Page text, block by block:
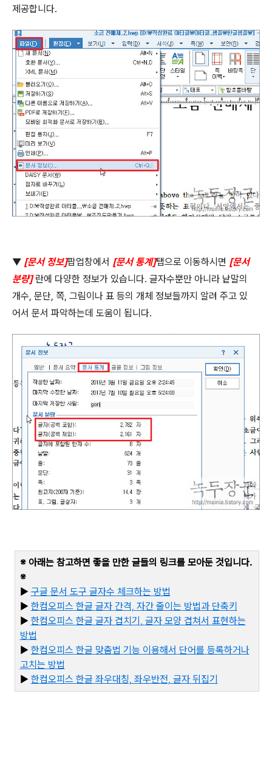
제공합니다.
▼ [문서 정보]팝업창에서 [문서 통계]탭으로 이동하시면 [문서
분량] 란에 다양한 정보가 있습니다. 글자수뿐만 아니라 낱말의
개수, 문단, 쪽, 그림이나 표 등의 개체 정보들까지 알려 주고 있
어서 문서 파악하는데 도움이 됩니다.
※ 아래는 참고하면 좋을 만한 글들의 링크를 모아둔 것입니다.
※
▶ 구글 문서 도구 글자수 체크하는 방법
▶ 한컴오피스 한글 글자 간격, 자간 줄이는 방법과 단축키
▶ 한컴오피스 한글 글자 겹치기, 글자 모양 겹쳐서 표현하는
방법
▶ 한컴오피스 한글 맞춤법 기능 이용해서 단어를 등록하거나
고치는 방법
▶ 한컴오피스 한글 좌우대칭, 좌우반전, 글자 뒤집기